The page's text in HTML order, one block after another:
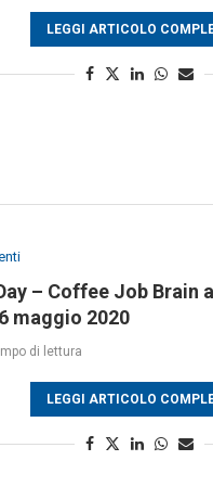
LEGGI ARTICOLO
– Coffee Job Brain
maggio 2020
di lettura
LEGGI ARTICOLO